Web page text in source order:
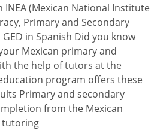
(Mexican National Institute
Primary and Secondary
in Spanish Did you know
Mexican primary and
the help of tutors at the
program offers these
Primary and secondary
from the Mexican
tutoring